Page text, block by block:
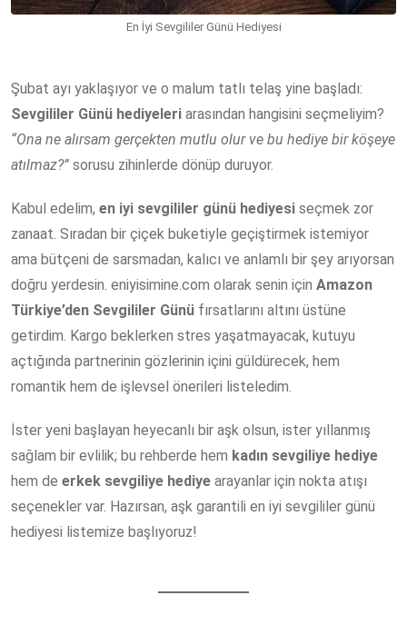
En İyi Sevgililer Günü Hediyesi
Şubat ayı yaklaşıyor ve o malum tatlı telaş yine başladı:
Sevgililer Günü hediyeleri arasından hangisini seçmeliyim?
“Ona ne alırsam gerçekten mutlu olur ve bu hediye bir köşeye
atılmaz?” sorusu zihinlerde dönüp duruyor.
Kabul edelim, en iyi sevgililer günü hediyesi seçmek zor
zanaat. Sıradan bir çiçek buketiyle geçiştirmek istemiyor
ama bütçeni de sarsmadan, kalıcı ve anlamlı bir şey arıyorsan
doğru yerdesin. eniyisimine.com olarak senin için Amazon
Türkiye’den Sevgililer Günü fırsatlarını altını üstüne
getirdim. Kargo beklerken stres yaşatmayacak, kutuyu
açtığında partnerinin gözlerinin içini güldürecek, hem
romantik hem de işlevsel önerileri listeledim.
İster yeni başlayan heyecanlı bir aşk olsun, ister yıllanmış
sağlam bir evlilik; bu rehberde hem kadın sevgiliye hediye
hem de erkek sevgiliye hediye arayanlar için nokta atışı
seçenekler var. Hazırsan, aşk garantili en iyi sevgililer günü
hediyesi listemize başlıyoruz!